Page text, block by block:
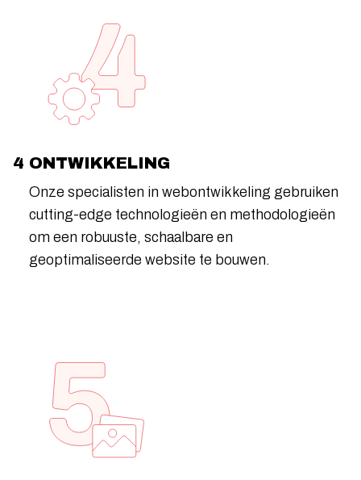
4 ONTWIKKELING
Onze specialisten in webontwikkeling gebruiken
cutting-edge technologieën en methodologieën
om een robuuste, schaalbare en
geoptimaliseerde website te bouwen.